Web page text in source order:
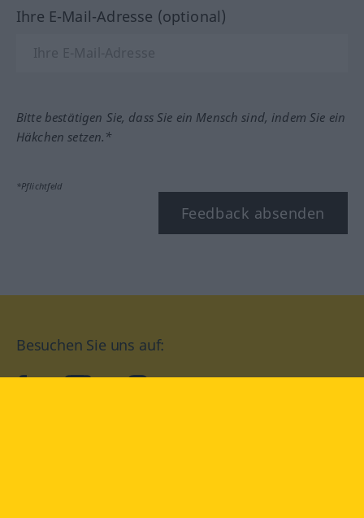
Ihre E-Mail-Adresse (optional)
Bitte bestätigen Sie, dass Sie ein Mensch sind, indem Sie ein
Häkchen setzen.*
*Pflichtfeld
Feedback absenden
Besuchen Sie uns auf: